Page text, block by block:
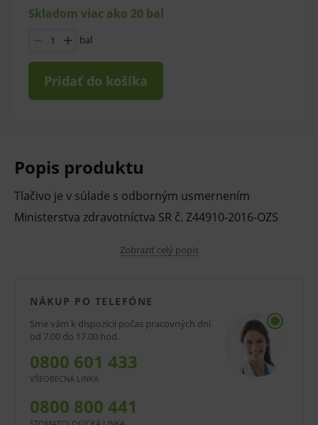
Skladom viac ako 20 bal
bal
Pridať do košíka
Popis produktu
Tlačivo je v súlade s odborným usmernením
Ministerstva zdravotníctva SR č. Z44910-2016-OZS
formát: 162 x 227 mm
papier: bezdrevný ofsetový
balenie: 100 ks
V prípade porušenia zapečateného obalu tohto
hygienických dôvodov možné odstúpiť od kúpnej
Zobraziť celý popis
NÁKUP PO TELEFÓNE
Sme vám k dispozícii počas pracovných dní
od 7.00 do 17.00 hod.
0800 601 433
VŠEOBECNÁ LINKA
0800 800 441